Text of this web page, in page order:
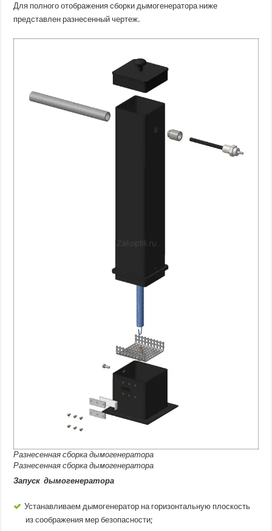
Для полного отображения сборки дымогенератора ниже
представлен разнесенный чертеж.
Разнесенная сборка дымогенератора
Разнесенная сборка дымогенератора
Запуск дымогенератора
Устанавливаем дымогенератор на горизонтальную плоскость
из соображения мер безопасности;